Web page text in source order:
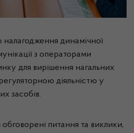
налагодження динамічної
з операторами
для вирішення нагальних
діяльністю у
засобів.
обговорені питання та виклики,